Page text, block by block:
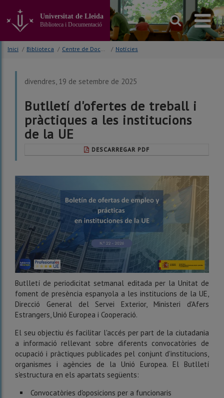
contingut
principal
Universitat de Lleida
Biblioteca i Documentació
Inici / Biblioteca / Centre de Documentació Europea (CDE) / Notícies
divendres, 19 de setembre de 2025
Butlletí d'ofertes de treball i
pràctiques a les institucions
de la UE
DESCARREGAR PDF
Butlletí de periodicitat setmanal editada per la Unitat de
foment de presència espanyola a les institucions de la UE,
Direcció General del Servei Exterior, Ministeri d'Afers
Estrangers, Unió Europea i Cooperació.
El seu objectiu és facilitar l'accés per part de la ciutadania
a informació rellevant sobre diferents convocatòries de
ocupació i pràctiques publicades pel conjunt d'institucions,
organismes i agències de la Unió Europea. El Butlletí
s'estructura en els apartats següents:
Convocatòries d'oposicions per a funcionaris